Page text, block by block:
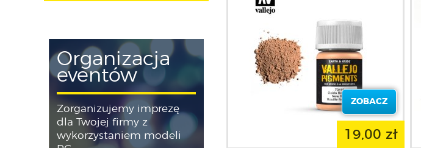
Organizacja
eventów
Zorganizujemy imprezę
dla Twojej firmy z
wykorzystaniem modeli
ZOBACZ
19,00 zł